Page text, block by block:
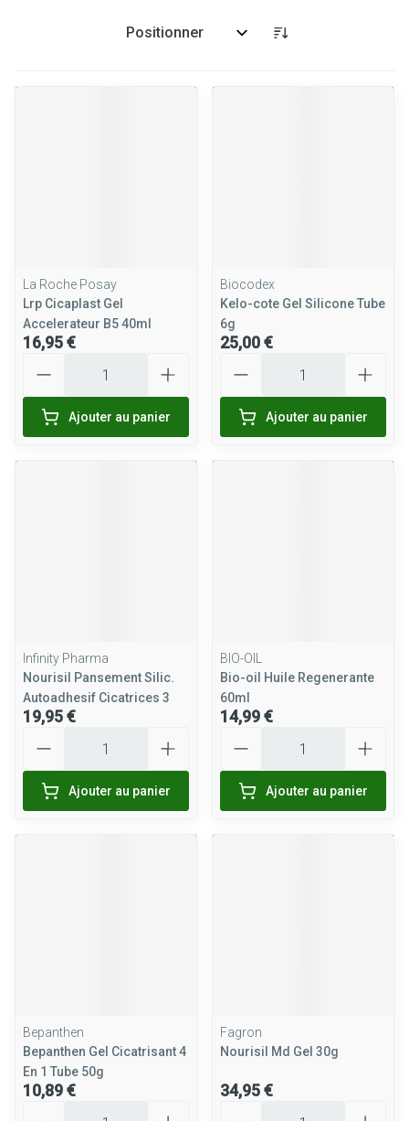
Trier par:
La Roche Posay
Lrp Cicaplast Gel
Accelerateur B5 40ml
16,95 €
Ajouter au panier
Biocodex
Kelo-cote Gel Silicone Tube
6g
25,00 €
Ajouter au panier
Infinity Pharma
Nourisil Pansement Silic.
Autoadhesif Cicatrices 3
19,95 €
Ajouter au panier
BIO-OIL
Bio-oil Huile Regenerante
60ml
14,99 €
Ajouter au panier
Bepanthen
Bepanthen Gel Cicatrisant 4
En 1 Tube 50g
10,89 €
Fagron
Nourisil Md Gel 30g
34,95 €